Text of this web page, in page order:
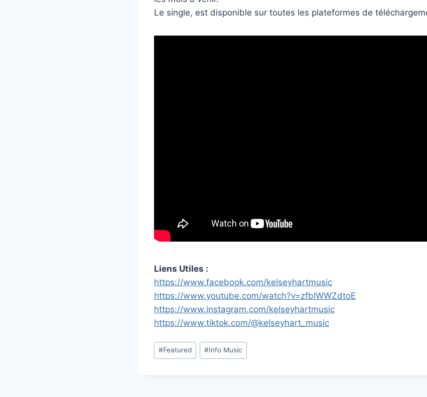
Le single, est disponible sur toutes les plateformes de
Liens Utiles :
https://www.facebook.com/kelseyhartmusic
https://www.youtube.com/watch?v=zfbIWWZdtoE
https://www.instagram.com/kelseyhartmusic
https://www.tiktok.com/@kelseyhart_music
Étiquettes
de
#Featured #Info Music